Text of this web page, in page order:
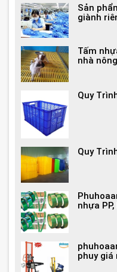
Sản
giành
Tấm
nhà
Quy
Quy
nhựa
phuy giá